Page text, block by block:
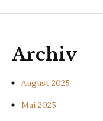
Archiv
August 2025
Mai 2025